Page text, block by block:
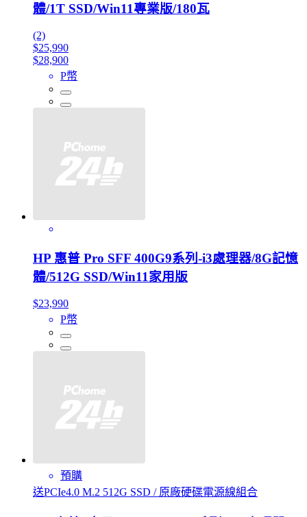
體/1T SSD/Win11專業版/180瓦
(2)
$25,990
$28,900
P幣
HP 惠普 Pro SFF 400G9系列-i3處理器/8G記憶
體/512G SSD/Win11家用版
$23,990
P幣
預購
送PCIe4.0 M.2 512G SSD / 原廠硬碟電源線組合